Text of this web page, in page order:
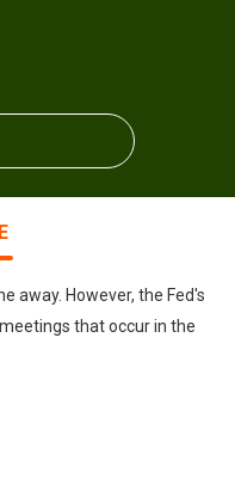
away. However, the Fed's
that occur in the